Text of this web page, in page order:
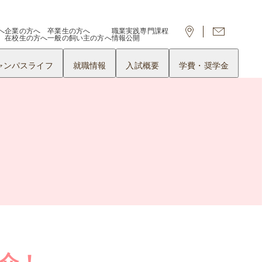
企業の方へ
在校生の方へ
卒業生の方へ
一般の飼い主の方へ
職業実践専門課程
情報公開
ンパスライフ 就職情報 入試概要 学費・奨学金